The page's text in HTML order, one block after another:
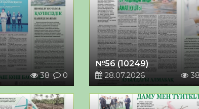
38 0
№56 (10249)
28.07.2026
38